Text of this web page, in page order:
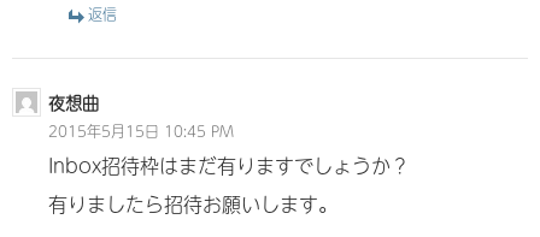
返信
夜想曲
2015年5月15日 10:45 PM
Inbox招待枠はまだ有りますでしょうか？
有りましたら招待お願いします。